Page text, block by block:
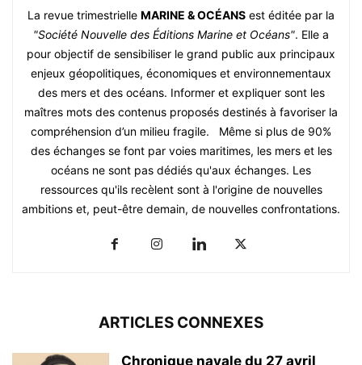
La revue trimestrielle MARINE & OCÉANS est éditée par la
"Société Nouvelle des Éditions Marine et Océans". Elle a
pour objectif de sensibiliser le grand public aux principaux
enjeux géopolitiques, économiques et environnementaux
des mers et des océans. Informer et expliquer sont les
maîtres mots des contenus proposés destinés à favoriser la
compréhension d’un milieu fragile. Même si plus de 90%
des échanges se font par voies maritimes, les mers et les
océans ne sont pas dédiés qu'aux échanges. Les
ressources qu'ils recèlent sont à l'origine de nouvelles
ambitions et, peut-être demain, de nouvelles confrontations.
ARTICLES CONNEXES
Chronique navale du 27 avril